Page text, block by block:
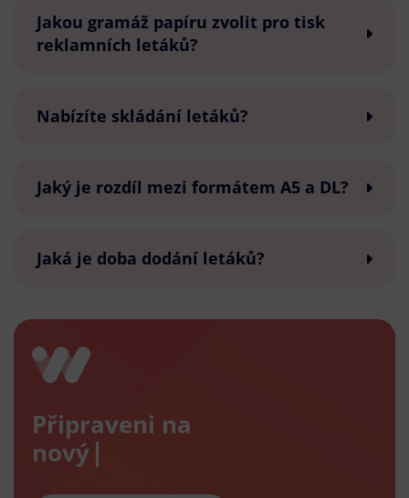
Jakou gramáž papíru zvolit pro tisk
reklamních letáků?
Nabízíte skládání letáků?
Jaký je rozdíl mezi formátem A5 a DL?
Jaká je doba dodání letáků?
Připraveni na
nový e-sho